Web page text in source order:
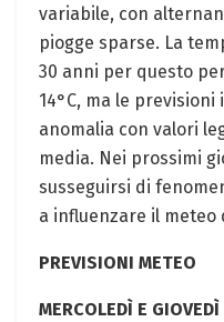
variabile, con
piogge sparse. La
30 anni per questo
14°C, ma le
anomalia con valori
media. Nei prossimi
susseguirsi di
a influenzare il meteo
PREVISIONI METEO
MERCOLEDÌ E GIOVEDÌ